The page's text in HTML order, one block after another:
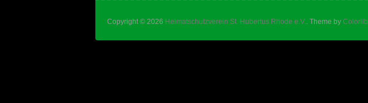
Copyright © 2026 Heimatschutzverein St. Hubertus Rhode e.V.. Theme by Colorlib